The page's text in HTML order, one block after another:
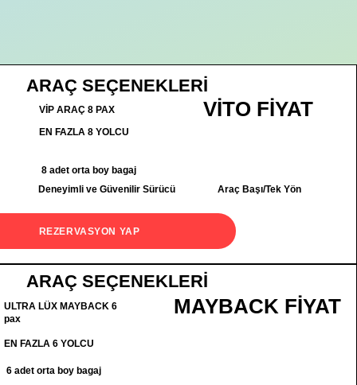
ARAÇ SEÇENEKLERİ
VİP ARAÇ 8 PAX VİTO FİYAT
EN FAZLA 8 YOLCU
8 adet orta boy bagaj
Deneyimli ve Güvenilir Sürücü
Araç Başı/Tek Yön
REZERVASYON YAP
ARAÇ SEÇENEKLERİ
ULTRA LÜX MAYBACK 6
pax
MAYBACK FİYAT
EN FAZLA 6 YOLCU
6 adet orta boy bagaj